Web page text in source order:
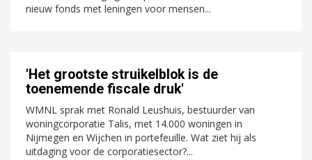
nieuw fonds met leningen voor mensen...
'Het grootste struikelblok is de
toenemende fiscale druk'
WMNL sprak met Ronald Leushuis, bestuurder van
woningcorporatie Talis, met 14.000 woningen in
Nijmegen en Wijchen in portefeuille. Wat ziet hij als
uitdaging voor de corporatiesector?...